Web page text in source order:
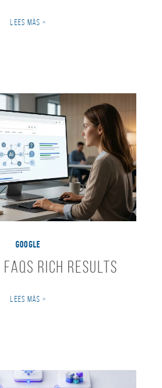
LEES MÁS >
GOOGLE
Rich Results
LEES MÁS >